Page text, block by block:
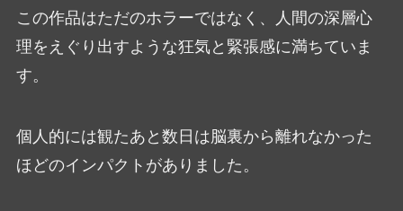
この作品はただのホラーではなく、人間の深層心
理をえぐり出すような狂気と緊張感に満ちていま
す。
個人的には観たあと数日は脳裏から離れなかった
ほどのインパクトがありました。